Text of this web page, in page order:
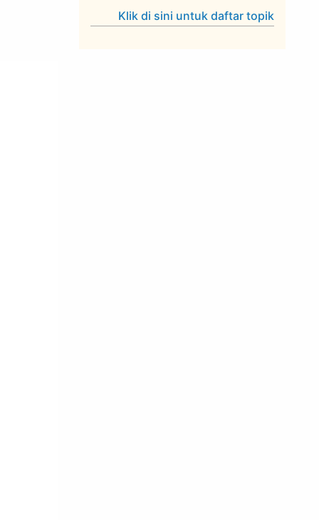
Klik di sini untuk daftar topik